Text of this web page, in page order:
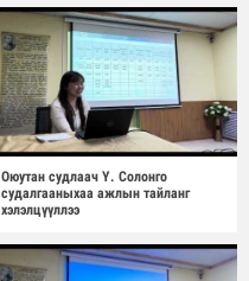
Оюутан судлаач Ү. Солонго
судалгааныхаа ажлын тайланг
хэлэлцүүллээ